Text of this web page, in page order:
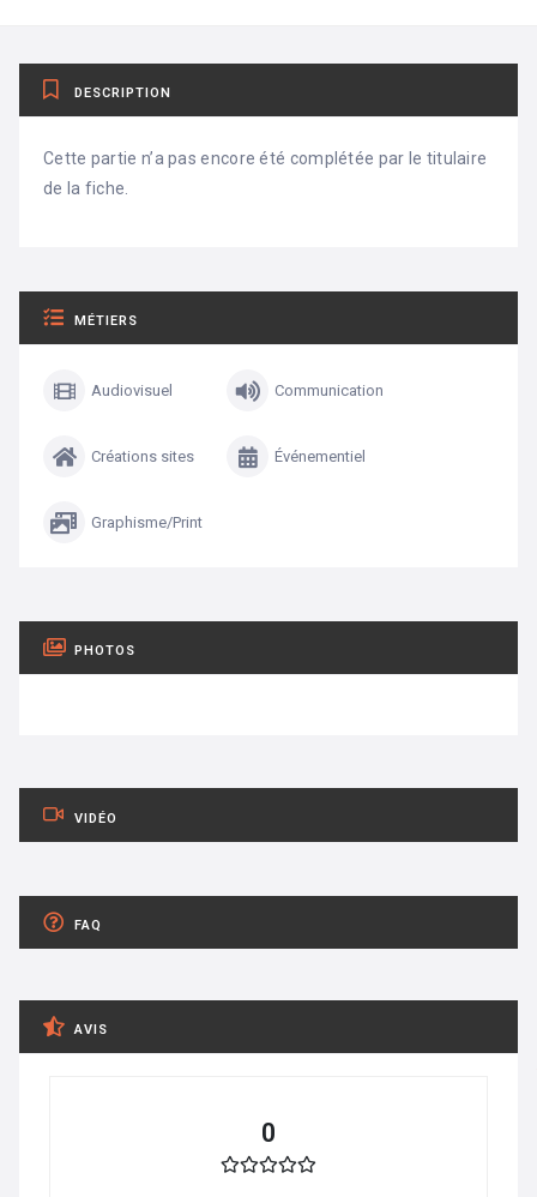
DESCRIPTION
Cette partie n’a pas encore été complétée par le titulaire
de la fiche.
MÉTIERS
Audiovisuel Communication
Créations sites Événementiel
Graphisme/Print
PHOTOS
VIDÉO
FAQ
AVIS
0